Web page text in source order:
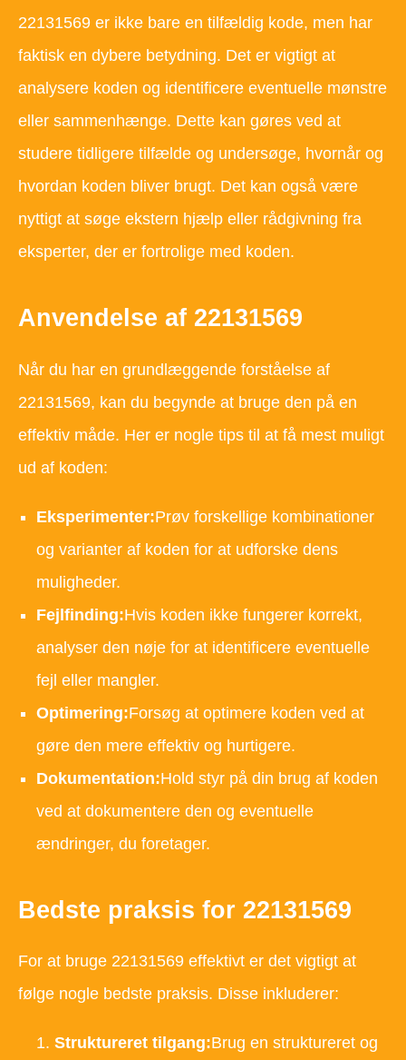
22131569 er ikke bare en tilfældig kode, men har
faktisk en dybere betydning. Det er vigtigt at
analysere koden og identificere eventuelle mønstre
eller sammenhænge. Dette kan gøres ved at
studere tidligere tilfælde og undersøge, hvornår og
hvordan koden bliver brugt. Det kan også være
nyttigt at søge ekstern hjælp eller rådgivning fra
eksperter, der er fortrolige med koden.
Anvendelse af 22131569
Når du har en grundlæggende forståelse af
22131569, kan du begynde at bruge den på en
effektiv måde. Her er nogle tips til at få mest muligt
ud af koden:
Eksperimenter:Prøv forskellige kombinationer
og varianter af koden for at udforske dens
muligheder.
Fejlfinding:Hvis koden ikke fungerer korrekt,
analyser den nøje for at identificere eventuelle
fejl eller mangler.
Optimering:Forsøg at optimere koden ved at
gøre den mere effektiv og hurtigere.
Dokumentation:Hold styr på din brug af koden
ved at dokumentere den og eventuelle
ændringer, du foretager.
Bedste praksis for 22131569
For at bruge 22131569 effektivt er det vigtigt at
følge nogle bedste praksis. Disse inkluderer:
Struktureret tilgang:Brug en struktureret og